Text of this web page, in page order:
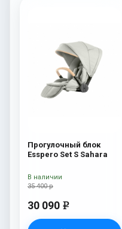
Прогулочный блок
Esspero Set S Sahara
35 400 р
30 090 e
В наличии